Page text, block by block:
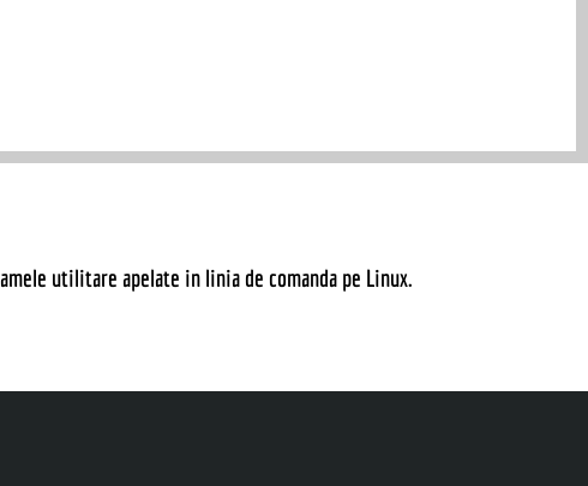
utilitare apelate in linia de comanda pe Linux.